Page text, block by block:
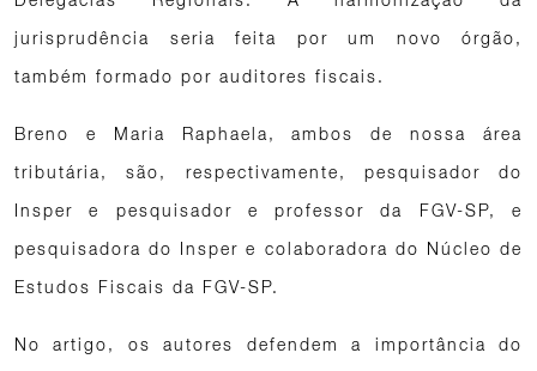
jurisprudência seria feita por um novo órgão,
também formado por auditores fiscais.
Breno e Maria Raphaela, ambos de nossa área
tributária, são, respectivamente, pesquisador do
Insper e pesquisador e professor da FGV-SP, e
pesquisadora do Insper e colaboradora do Núcleo de
Estudos Fiscais da FGV-SP.
No artigo, os autores defendem a importância do